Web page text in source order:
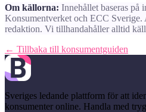
Om källorna: Innehållet baseras på
Konsumentverket och ECC
redaktion. Vi tillhandahåller alltid
← Tillbaka till konsumentguiden
Sveriges ledande plattform för att
konsumenter online. Handla med